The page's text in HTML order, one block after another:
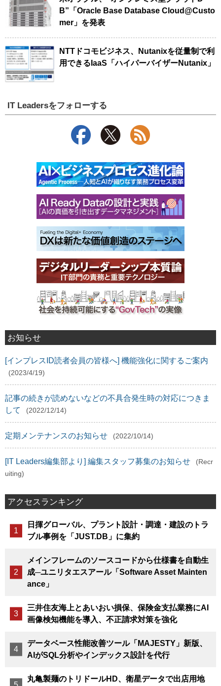
B”「Oracle Base Database Cloud@Custo
mer」を発表
NTTドコモビジネス、Nutanixを従量制で利
用できるIaaS「ハイパーバイザーNutanix」
IT Leadersをフォローする
お知らせ
[インプレスID読者会員の皆様へ] 機能強化に関するご案内
(2023/4/19)
記事の続きが読めないなどの不具合発生時の対応につきま
して
(2022/12/14)
定期メンテナンスのお知らせ (2022/10/14)
[IT Leaders編集部より] 編集スタッフ募集のお知らせ
(Recr
uiting)
アクセスランキング
日揮グローバル、プラント設計・調達・建設のトラ
ブル事例を「JUST.DB」に集約
メインフレームのソースコードから仕様書を自動生
成─ユニリタエスアール「Software Asset Mainten
ance」
三井住友海上とあいおい損保、保険金支払業務にAI
画像検知機能を導入、不正請求対策を強化
データベース性能改善ツール「MAJESTY」新版、
AIがSQL分析やインデックス設計を代行
丸亀製麺のトリドールHD、衛星データで出店用地